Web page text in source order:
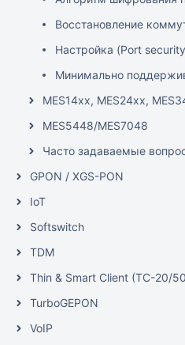
Восстановление
Настройка (Port
Минимально
MES14xx, MES24xx,
MES5448/MES7048
Часто задаваемые
GPON / XGS-PON
IoT
Softswitch
TDM
Thin & Smart Client (TC-20/
TurboGEPON
VoIP